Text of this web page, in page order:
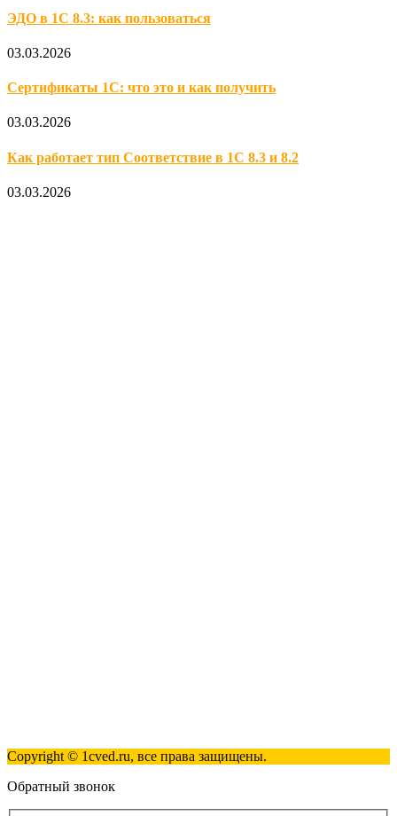
ЭДО в 1С 8.3: как пользоваться
03.03.2026
Сертификаты 1С: что это и как получить
03.03.2026
Как работает тип Соответствие в 1С 8.3 и 8.2
03.03.2026
Copyright © 1cved.ru, все права защищены.
Обратный звонок